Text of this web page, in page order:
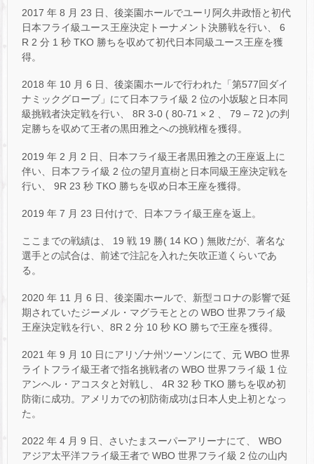
2017 年 8 月 23 日、後楽園ホールでユーリ阿久井政悟と初代
日本フライ級ユース王座決定トーナメント決勝戦を行い、 6
R 2 分 1 秒 TKO 勝ちを収めて初代日本同級ユース王座を獲
得。
2018 年 10 月 6 日、後楽園ホールで行われた「第577回ダイ
ナミックグローブ」にて日本フライ級 2 位の小坂駿と日本同
級挑戦者決定戦を行い、 8R 3-0 ( 80-71 × 2 、 79 – 72 )の判
定勝ちを収めて王者の黒田雅之への挑戦権を獲得。
2019 年 2 月 2 日、日本フライ級王者黒田雅之の王座返上に
伴い、日本フライ級 2 位の望月直樹と日本同級王座決定戦を
行い、 9R 23 秒 TKO 勝ちを収め日本王座を獲得。
2019 年 7 月 23 日付けで、日本フライ級王座を返上。
ここまでの戦績は、 19 戦 19 勝( 14 KO ) 無敗だが、著名な
選手との試合は、前述で注記を入れた矢吹正道くらいであ
る。
2020 年 11 月 6 日、後楽園ホールで、新型コロナの影響で延
期されていたジーメル・マグラモととの WBO 世界フライ級
王座決定戦を行い、8R 2 分 10 秒 KO 勝ちで王座を獲得。
2021 年 9 月 10 日にアリゾナ州ツーソンにて、元 WBO 世界
ライトフライ級王者で指名挑戦者の WBO 世界フライ級 1 位
アンヘル・アコスタと対戦し、 4R 32 秒 TKO 勝ちを収め初
防衛に成功。アメリカでの初防衛成功は日本人史上初となっ
た。
2022 年 4 月 9 日、さいたまスーパーアリーナにて、 WBO
アジア太平洋フライ級王者で WBO 世界フライ級 2 位の山内